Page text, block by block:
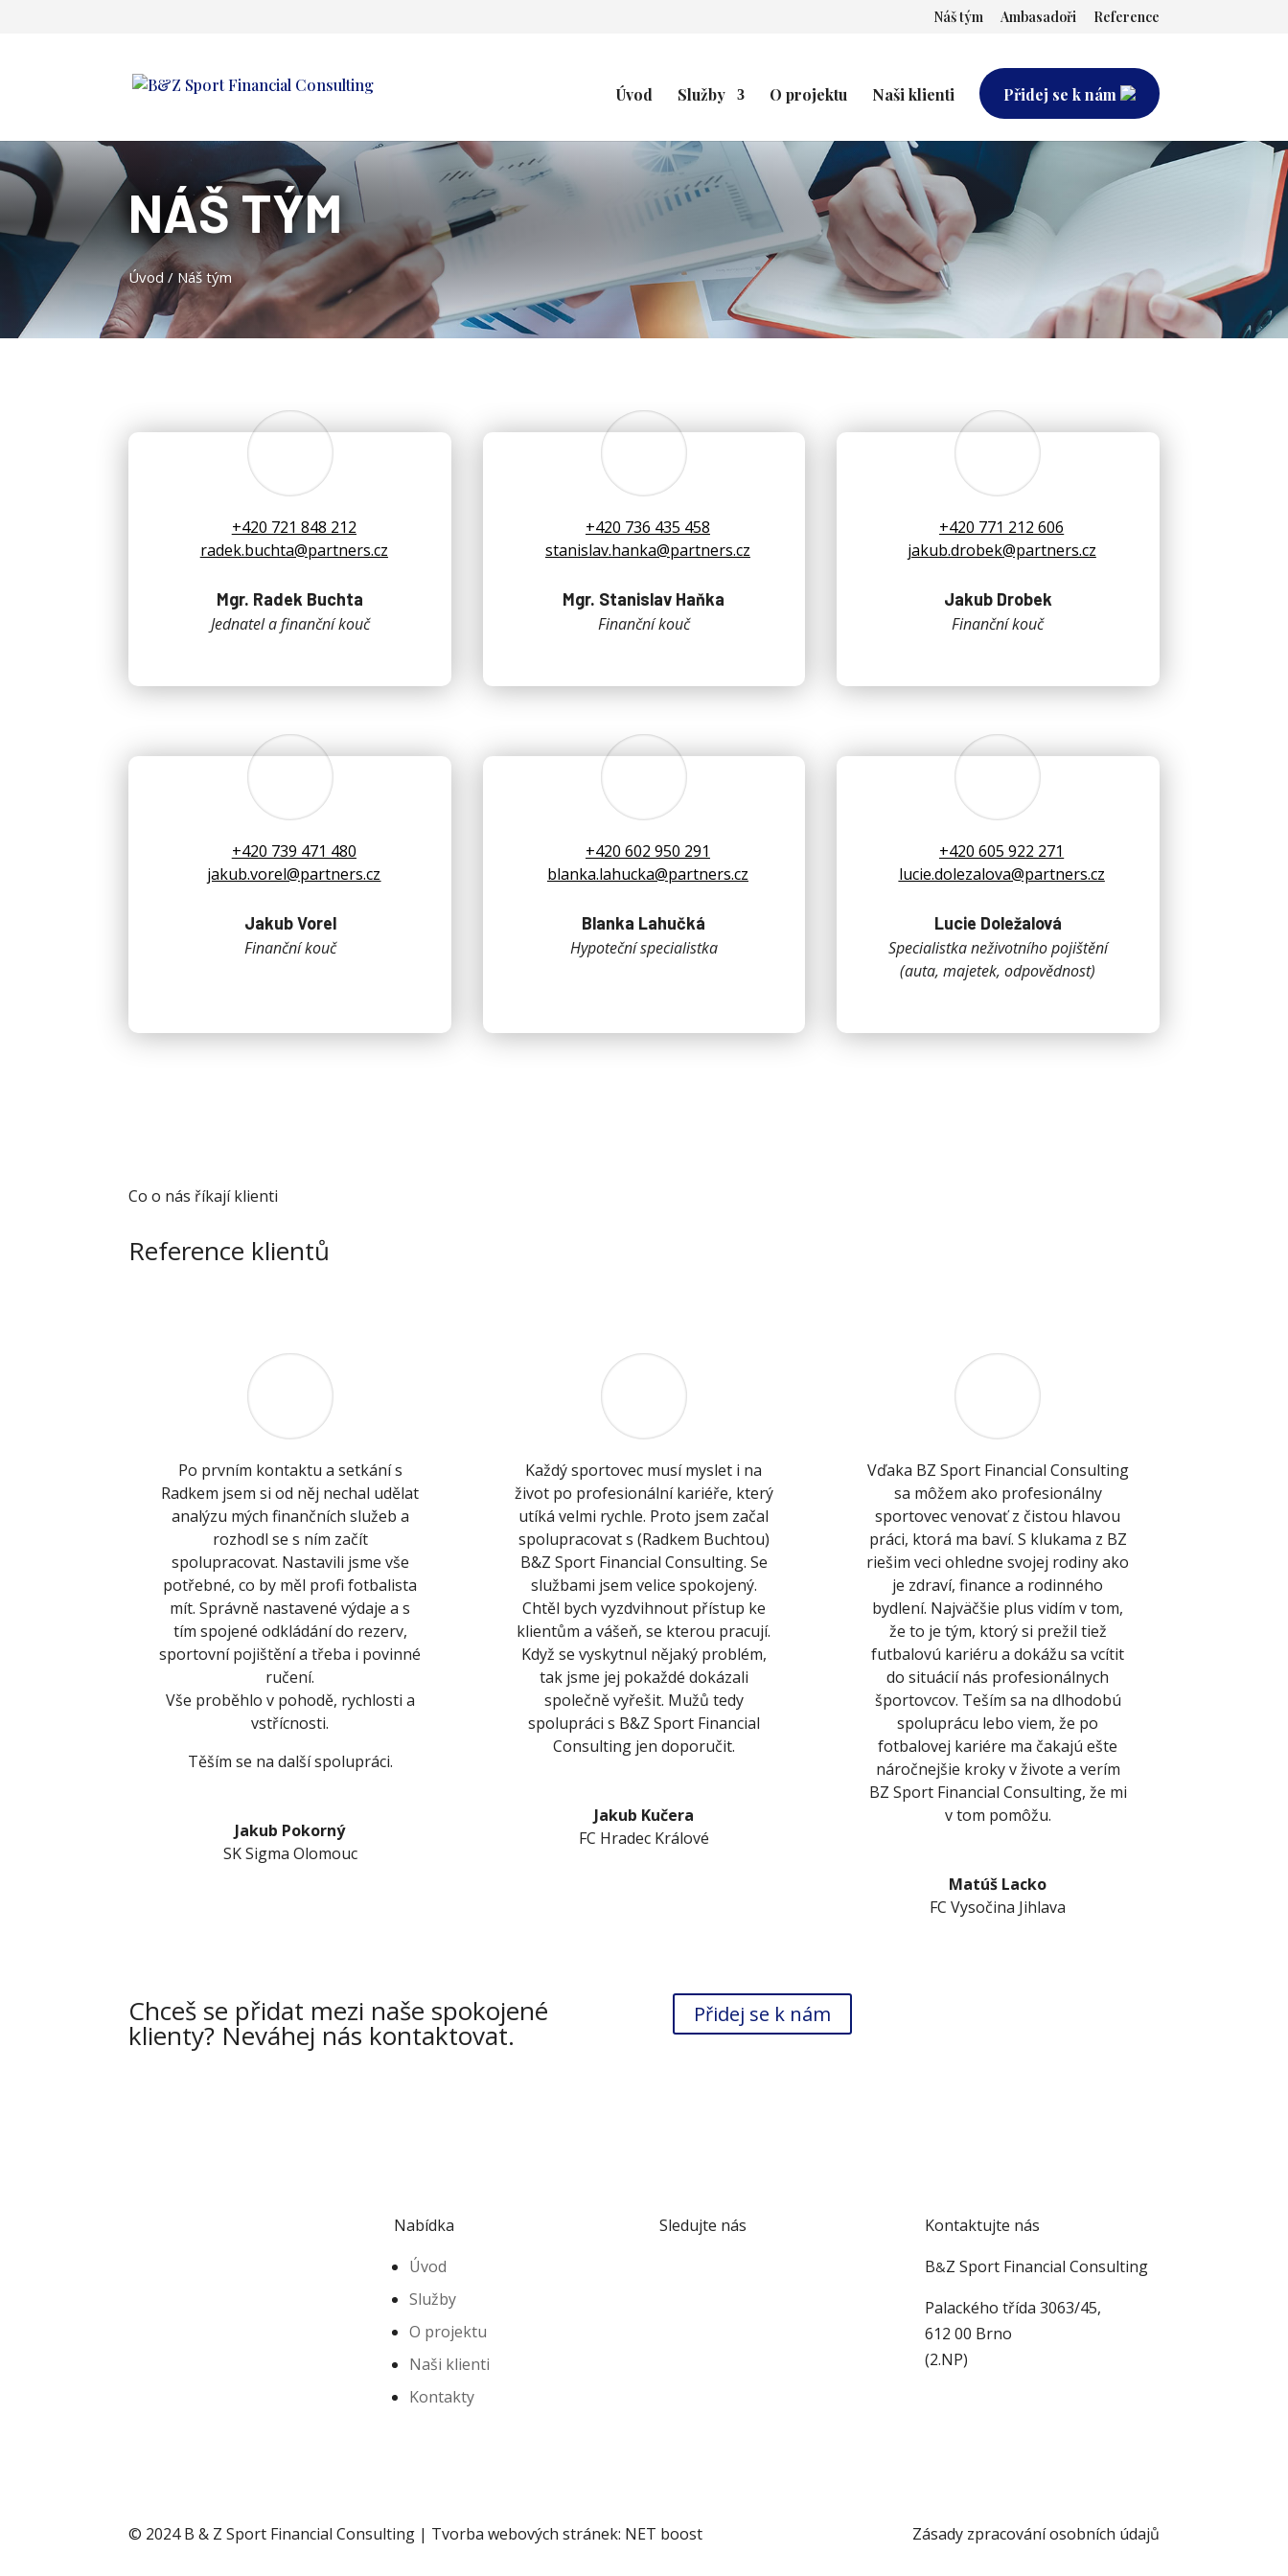
Náš tým Ambasadoři Reference
Úvod Služby O projektu Naši klienti Přidej se k nám
NÁŠ TÝM
Úvod / Náš tým
+420 721 848 212
radek.buchta@partners.cz
Mgr. Radek Buchta
Jednatel a finanční kouč
+420 736 435 458
stanislav.hanka@partners.cz
Mgr. Stanislav Haňka
Finanční kouč
+420 771 212 606
jakub.drobek@partners.cz
Jakub Drobek
Finanční kouč
+420 739 471 480
jakub.vorel@partners.cz
Jakub Vorel
Finanční kouč
+420 602 950 291
blanka.lahucka@partners.cz
Blanka Lahučká
Hypoteční specialistka
+420 605 922 271
lucie.dolezalova@partners.cz
Lucie Doležalová
Specialistka neživotního pojištění
(auta, majetek, odpovědnost)
Co o nás říkají klienti
Reference klientů
Po prvním kontaktu a setkání s
Radkem jsem si od něj nechal udělat
analýzu mých finančních služeb a
rozhodl se s ním začít
spolupracovat. Nastavili jsme vše
potřebné, co by měl profi fotbalista
mít. Správně nastavené výdaje a s
tím spojené odkládání do rezerv,
sportovní pojištění a třeba i povinné
ručení.
Vše proběhlo v pohodě, rychlosti a
vstřícnosti.
Těším se na další spolupráci.
Jakub Pokorný
SK Sigma Olomouc
Každý sportovec musí myslet i na
život po profesionální kariéře, který
utíká velmi rychle. Proto jsem začal
spolupracovat s (Radkem Buchtou)
B&Z Sport Financial Consulting. Se
službami jsem velice spokojený.
Chtěl bych vyzdvihnout přístup ke
klientům a vášeň, se kterou pracují.
Když se vyskytnul nějaký problém,
tak jsme jej pokaždé dokázali
společně vyřešit. Mužů tedy
spolupráci s B&Z Sport Financial
Consulting jen doporučit.
Jakub Kučera
FC Hradec Králové
Vďaka BZ Sport Financial Consulting
sa môžem ako profesionálny
sportovec venovať z čistou hlavou
práci, ktorá ma baví. S klukama z BZ
riešim veci ohledne svojej rodiny ako
je zdraví, finance a rodinného
bydlení. Najväčšie plus vidím v tom,
že to je tým, ktorý si prežil tiež
futbalovú kariéru a dokážu sa vcítit
do situácií nás profesionálnych
športovcov. Teším sa na dlhodobú
spoluprácu lebo viem, že po
fotbalovej kariére ma čakajú ešte
náročnejšie kroky v živote a verím
BZ Sport Financial Consulting, že mi
v tom pomôžu.
Matúš Lacko
FC Vysočina Jihlava
Chceš se přidat mezi naše spokojené
klienty? Neváhej nás kontaktovat.
Přidej se k nám
Nabídka
Úvod
Služby
O projektu
Naši klienti
Kontakty
Sledujte nás
Kontaktujte nás
B&Z Sport Financial Consulting
Palackého třída 3063/45,
612 00 Brno
(2.NP)
© 2024 B & Z Sport Financial Consulting | Tvorba webových stránek: NET boost Zásady zpracování osobních údajů